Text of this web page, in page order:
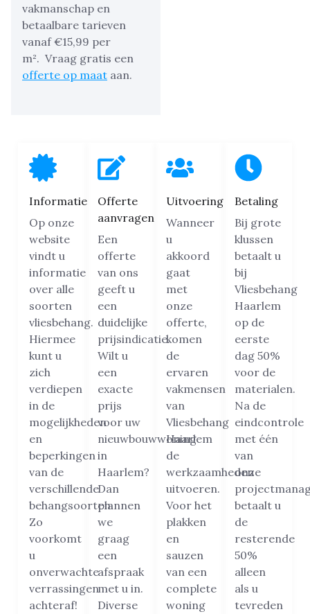
vakmanschap en
betaalbare tarieven
vanaf €15,99 per
m². Vraag gratis een
offerte op maat aan.
Informatie
Op onze
website
vindt u
informatie
over alle
soorten
vliesbehang.
Hiermee
kunt u
zich
verdiepen
in de
mogelijkheden
en
beperkingen
van de
verschillende
behangsoorten.
Zo
voorkomt
u
onverwachte
verrassingen
achteraf!
Offerte
aanvragen
Een
offerte
van ons
geeft u
een
duidelijke
prijsindicatie.
Wilt u
een
exacte
prijs
voor uw
nieuwbouwwoning
in
Haarlem?
Dan
plannen
we
graag
een
afspraak
met u in.
Diverse
Uitvoering
Wanneer
u
akkoord
gaat
met
onze
offerte,
komen
de
ervaren
vakmensen
van
Vliesbehang
Haarlem
de
werkzaamheden
uitvoeren.
Voor het
plakken
en
sauzen
van een
complete
woning
Betaling
Bij grote
klussen
betaalt u
bij
Vliesbehang
Haarlem
op de
eerste
dag 50%
voor de
materialen.
Na de
eindcontrole
met één
van
onze
betaalt u
de
resterende
50%
alleen
als u
tevreden